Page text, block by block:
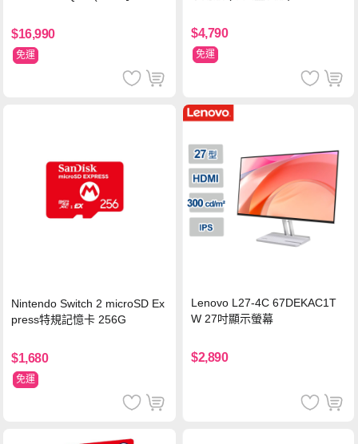
n11/二年保)
$16,990
免運
$4,790
免運
Nintendo Switch 2 microSD Ex
press特規記憶卡 256G
$1,680
免運
Lenovo L27-4C 67DEKAC1T
W 27吋顯示螢幕
$2,890